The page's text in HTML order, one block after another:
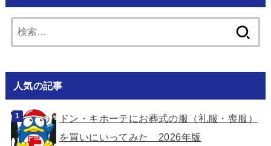
索:
人気の記事
ドン・キホーテにお葬式の服（礼服・喪服）
を買いにいってみた 2026年版